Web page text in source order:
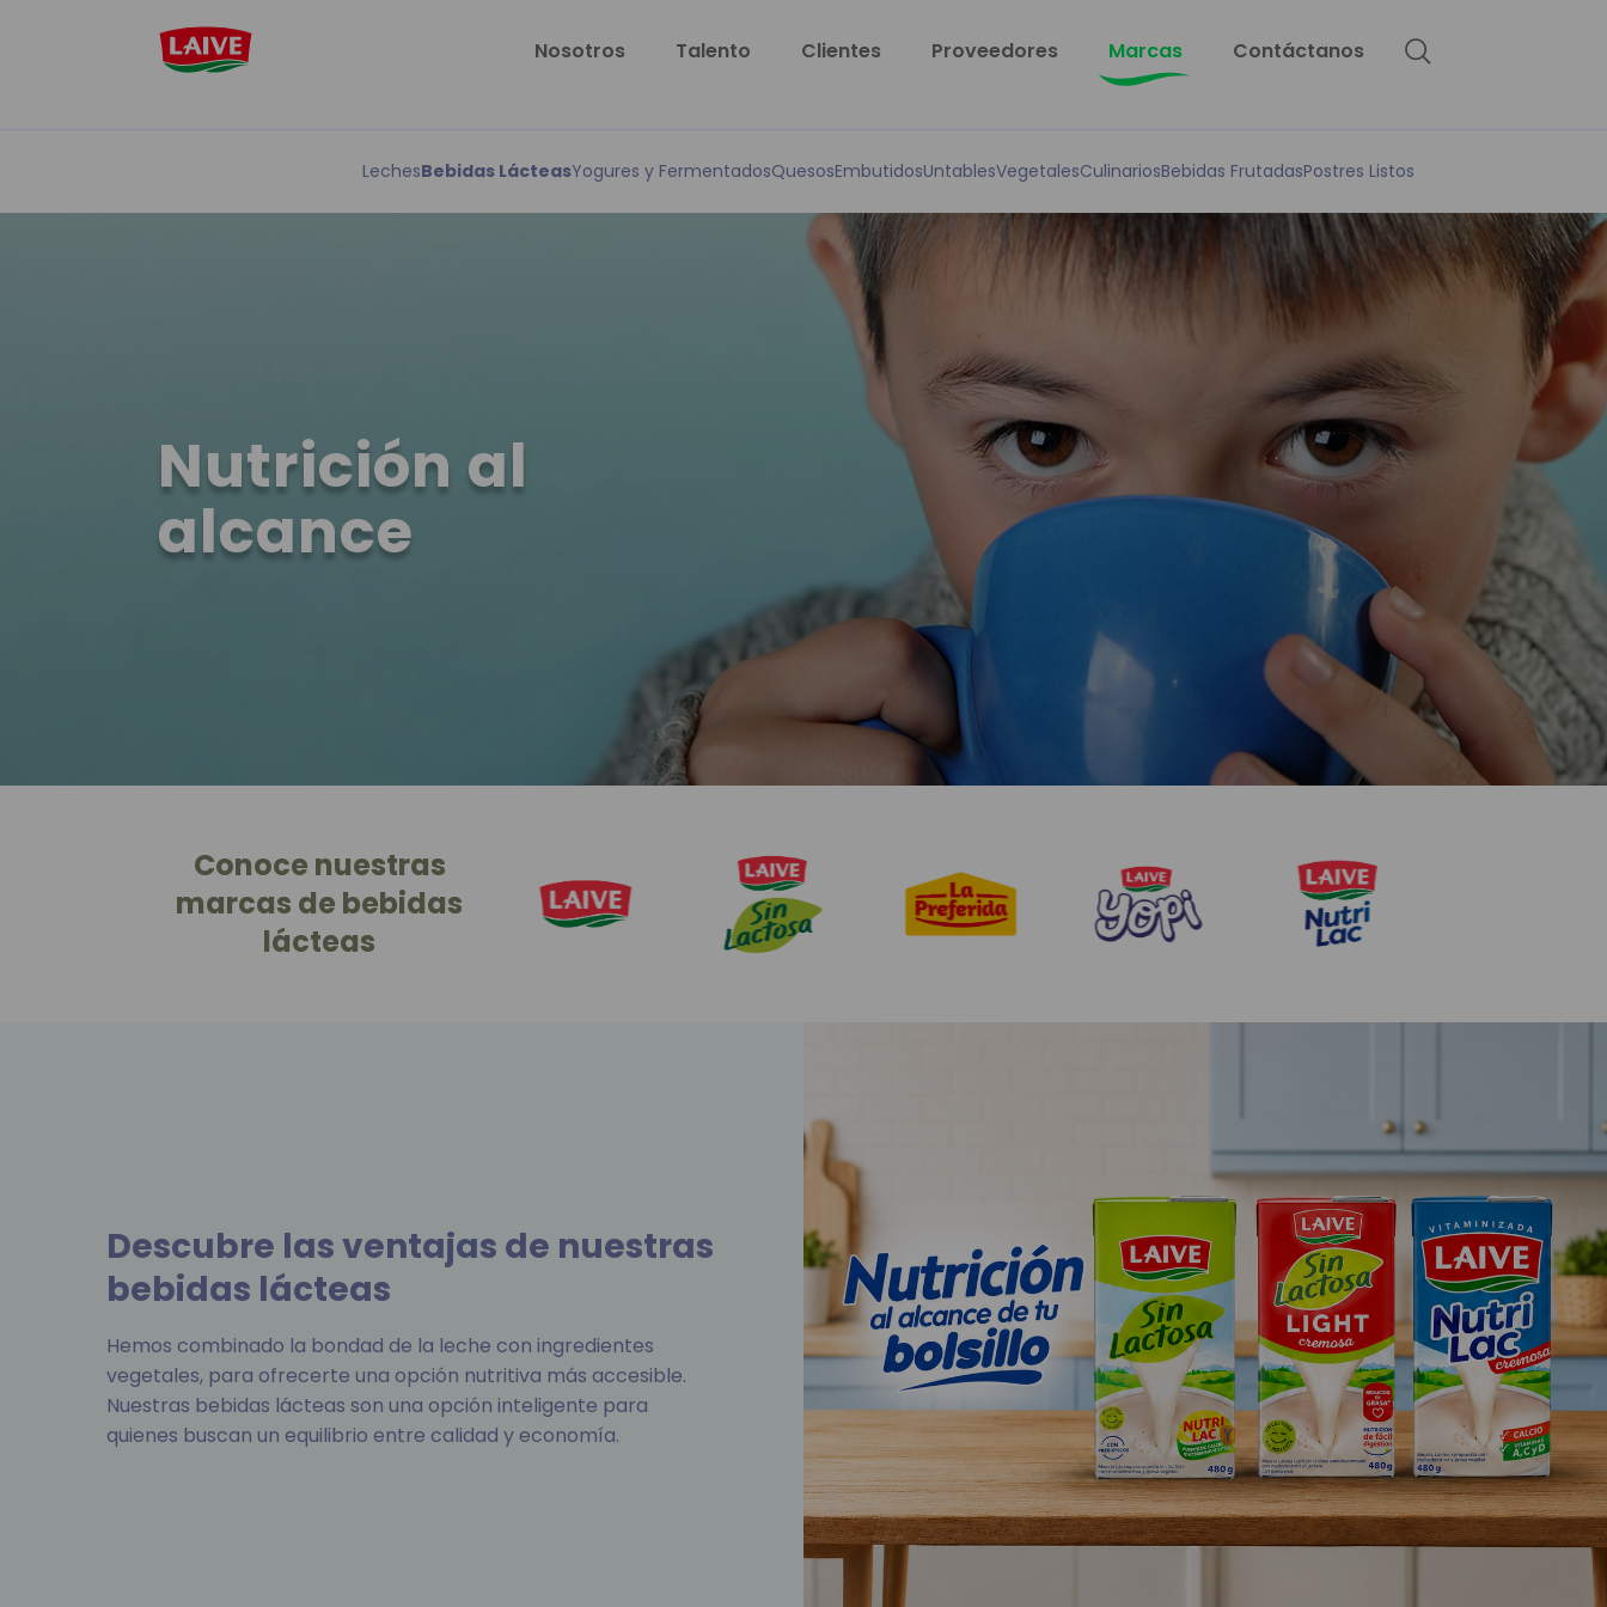
Nosotros Talento Clientes Proveedores Marcas Contáctanos
LechesBebidas LácteasYogures y FermentadosQuesosEmbutidosUntablesVegetalesCulinariosBebidas FrutadasPostres Listos
Nutrición al
alcance
Conoce nuestras
marcas de bebidas
lácteas
Descubre las ventajas de nuestras
bebidas lácteas
Hemos combinado la bondad de la leche con ingredientes
vegetales, para ofrecerte una opción nutritiva más accesible.
Nuestras bebidas lácteas son una opción inteligente para
quienes buscan un equilibrio entre calidad y economía.